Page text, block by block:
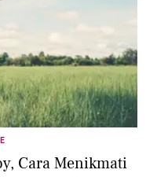
Cara Menikmati